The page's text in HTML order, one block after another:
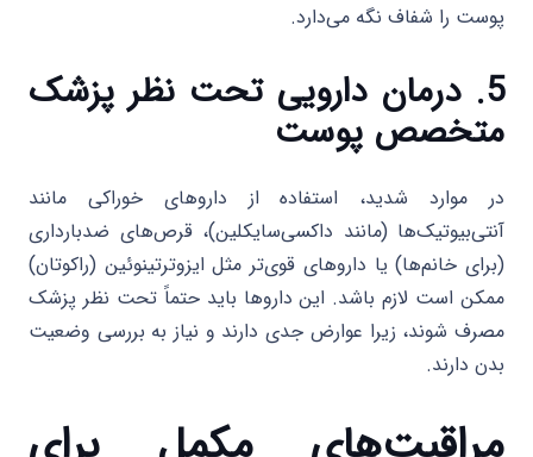
پوست را شفاف نگه می‌دارد.
5. درمان دارویی تحت نظر پزشک
متخصص پوست
در موارد شدید، استفاده از داروهای خوراکی مانند
آنتی‌بیوتیک‌ها (مانند داکسی‌سایکلین)، قرص‌های ضدبارداری
(برای خانم‌ها) یا داروهای قوی‌تر مثل ایزوترتینوئین (راکوتان)
ممکن است لازم باشد. این داروها باید حتماً تحت نظر پزشک
مصرف شوند، زیرا عوارض جدی دارند و نیاز به بررسی وضعیت
بدن دارند.